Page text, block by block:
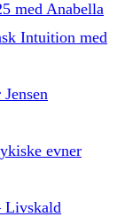
med Anabella
Intuition med
evner
Livskald